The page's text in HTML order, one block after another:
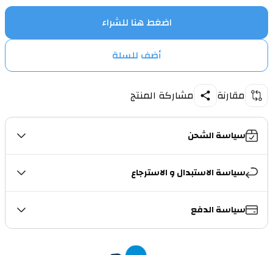
اضغط هنا للشراء
أضف للسلة
مقارنة مشاركة المنتج
سياسة الشحن
سياسة الاستبدال و الاسترجاع
سياسة الدفع